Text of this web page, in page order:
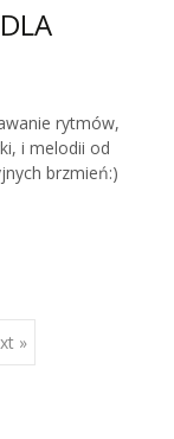
rytmów,
i melodii od
brzmień:)
»